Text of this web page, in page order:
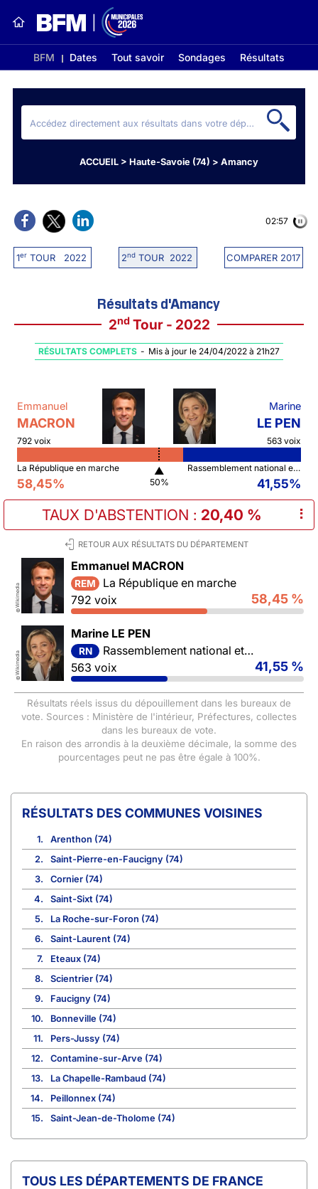
BFM Dates Tout savoir Sondages Résultats
ACCUEIL > Haute-Savoie (74) > Amancy
1erTOUR 2022 2ndTOUR 2022 COMPARER 2017
02:56
Résultats d'Amancy
2ndTour - 2022
RÉSULTATS COMPLETS - Mis à jour le 24/04/2022 à 21h27
Emmanuel
MACRON
792 voix
Marine
LE PEN
563 voix
La République en marche
58,45%
▲
50%
Rassemblement national et ses alliés
41,55%
TAUX D'ABSTENTION : 20,40 % ⠇
RETOUR AUX RÉSULTATS DU DÉPARTEMENT
©
Wikimedia
Emmanuel MACRON
REM
La République en marche
792 voix
58,45 %
©
Wikimedia
Marine LE PEN
RN
Rassemblement national et ses alliés
563 voix
41,55 %
Résultats réels issus du dépouillement dans les bureaux de
vote. Sources : Ministère de l'intérieur, Préfectures, collectes
dans les bureaux de vote.
En raison des arrondis à la deuxième décimale, la somme des
pourcentages peut ne pas être égale à 100%.
COMMUNES VOISINES
1.
Arenthon (74)
2.
Saint-Pierre-en-Faucigny (74)
3.
Cornier (74)
4.
Saint-Sixt (74)
5.
La Roche-sur-Foron (74)
6.
Saint-Laurent (74)
7.
Eteaux (74)
8.
Scientrier (74)
9.
Faucigny (74)
10.
Bonneville (74)
11.
Pers-Jussy (74)
12.
Contamine-sur-Arve (74)
13.
La Chapelle-Rambaud (74)
14.
Peillonnex (74)
15.
Saint-Jean-de-Tholome (74)
TOUS LES DÉPARTEMENTS DE FRANCE